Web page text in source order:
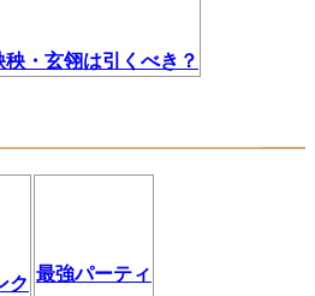
秧・玄翎は引くべき？
ク 最強パーティ